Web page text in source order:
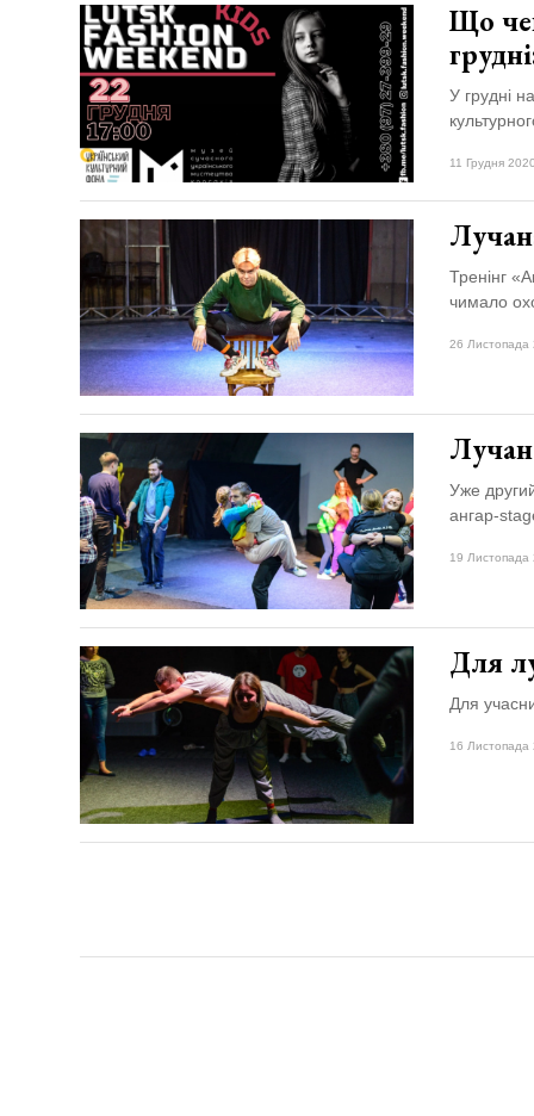
Що
У грудні
11 Грудня
Тренінг
чимало
26 Листопада
Лучан
Уже
ангар-
19 Листопада
Для
Для
16 Листопада